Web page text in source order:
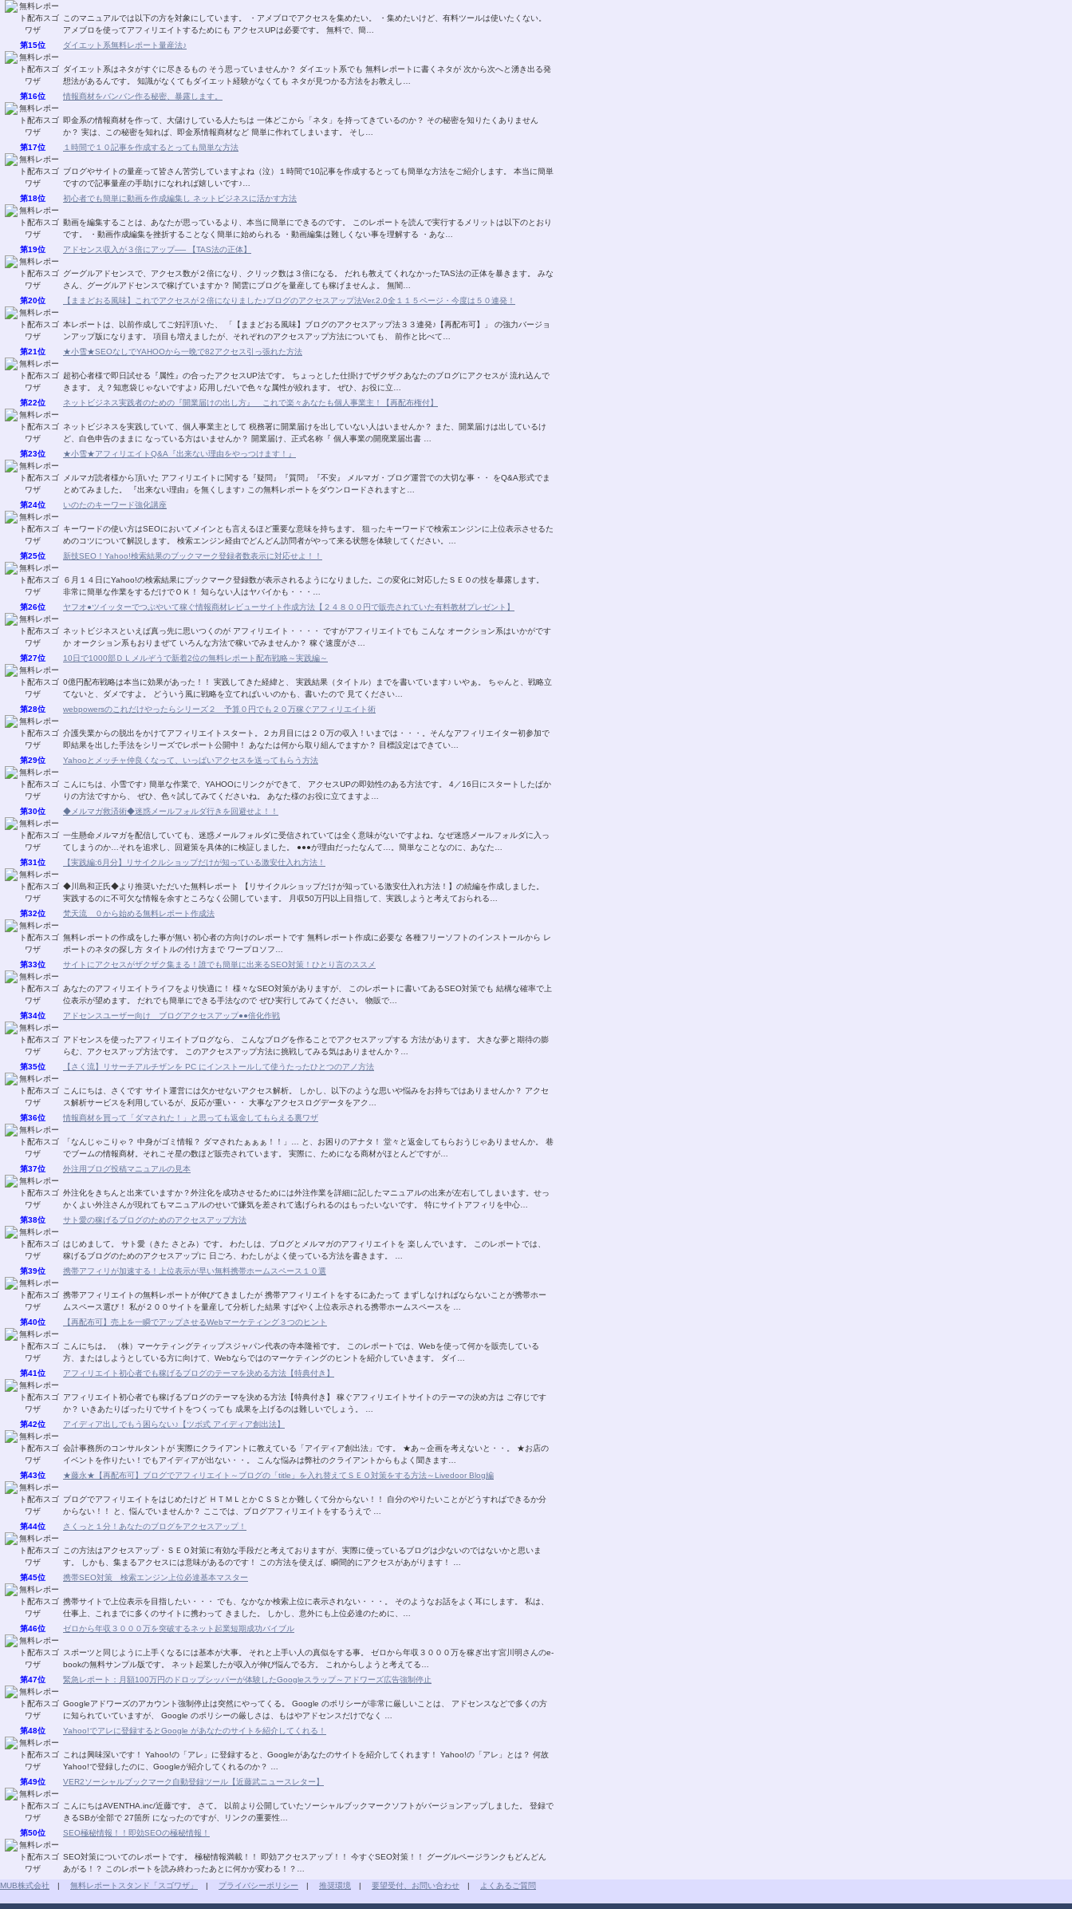
このマニュアルでは以下の方を対象にしています。 ・アメブロでアクセスを集めたい。 ・集めたいけど、有料ツールは使いたくない。
アメブロを使ってアフィリエイトするためにも アクセスUPは必要です。 無料で、簡…
第15位
ダイエット系無料レポート量産法♪
ダイエット系はネタがすぐに尽きるもの そう思っていませんか？ ダイエット系でも 無料レポートに書くネタが 次から次へと湧き出る発
想法があるんです。 知識がなくてもダイエット経験がなくても ネタが見つかる方法をお教えし…
第16位
情報商材をバンバン作る秘密、暴露します。
即金系の情報商材を作って、大儲けしている人たちは 一体どこから「ネタ」を持ってきているのか？ その秘密を知りたくありません
か？ 実は、この秘密を知れば、即金系情報商材など 簡単に作れてしまいます。 そし…
第17位
１時間で１０記事を作成するとっても簡単な方法
ブログやサイトの量産って皆さん苦労していますよね（泣）１時間で10記事を作成するとっても簡単な方法をご紹介します。 本当に簡単
ですので記事量産の手助けになれれば嬉しいです♪…
第18位
初心者でも簡単に動画を作成編集し ネットビジネスに活かす方法
動画を編集することは、あなたが思っているより、本当に簡単にできるのです。 このレポートを読んで実行するメリットは以下のとおり
です。 ・動画作成編集を挫折することなく簡単に始められる ・動画編集は難しくない事を理解する ・あな…
第19位
アドセンス収入が３倍にアップ── 【TAS法の正体】
グーグルアドセンスで、アクセス数が２倍になり、クリック数は３倍になる。 だれも教えてくれなかったTAS法の正体を暴きます。 みな
さん、グーグルアドセンスで稼げていますか？ 闇雲にブログを量産しても稼げませんよ。 無闇…
第20位
【ままどおる風味】これでアクセスが２倍になりました♪ブログのアクセスアップ法Ver.2.0全１１５ページ・今度は５０連発！
本レポートは、以前作成してご好評頂いた、 「【ままどおる風味】ブログのアクセスアップ法３３連発♪【再配布可】」 の強力バージョ
ンアップ版になります。 項目も増えましたが、それぞれのアクセスアップ方法についても、 前作と比べて…
第21位
★小雪★SEOなしでYAHOOから一晩で82アクセス引っ張れた方法
超初心者様で即日試せる『属性』の合ったアクセスUP法です。 ちょっとした仕掛けでザクザクあなたのブログにアクセスが 流れ込んで
きます。 え？知恵袋じゃないですよ♪ 応用しだいで色々な属性が絞れます。 ぜひ、お役に立…
第22位
ネットビジネス実践者のための『開業届けの出し方』 これで楽々あなたも個人事業主！【再配布権付】
ネットビジネスを実践していて、個人事業主として 税務署に開業届けを出していない人はいませんか？ また、開業届けは出しているけ
ど、白色申告のままに なっている方はいませんか？ 開業届け、正式名称『 個人事業の開廃業届出書 …
第23位
★小雪★アフィリエイトQ&A『出来ない理由をやっつけます！』
メルマガ読者様から頂いた アフィリエイトに関する『疑問』『質問』『不安』 メルマガ・ブログ運営での大切な事・・ をQ&A形式でま
とめてみました。 『出来ない理由』を無くします♪ この無料レポートをダウンロードされますと…
第24位
いのたのキーワード強化講座
キーワードの使い方はSEOにおいてメインとも言えるほど重要な意味を持ちます。 狙ったキーワードで検索エンジンに上位表示させるた
めのコツについて解説します。 検索エンジン経由でどんどん訪問者がやって来る状態を体験してください。…
第25位
新技SEO！Yahoo!検索結果のブックマーク登録者数表示に対応せよ！！
６月１４日にYahoo!の検索結果にブックマーク登録数が表示されるようになりました。この変化に対応したＳＥＯの技を暴露します。
非常に簡単な作業をするだけでＯＫ！ 知らない人はヤバイかも・・・…
第26位
ヤフオ●ツイッターでつぶやいて稼ぐ情報商材レビューサイト作成方法【２４８００円で販売されていた有料教材プレゼント】
ネットビジネスといえば真っ先に思いつくのが アフィリエイト・・・・ ですがアフィリエイトでも こんな オークション系はいかがです
か オークション系もおりまぜて いろんな方法で稼いでみませんか？ 稼ぐ速度がさ…
第27位
10日で1000部ＤＬメルぞうで新着2位の無料レポート配布戦略～実践編～
0億円配布戦略は本当に効果があった！！ 実践してきた経緯と、 実践結果（タイトル）までを書いています♪ いやぁ。 ちゃんと、戦略立
てないと、ダメですよ。 どういう風に戦略を立てればいいのかも、書いたので 見てください…
第28位
webpowersのこれだけやったらシリーズ２ 予算０円でも２０万稼ぐアフィリエイト術
介護失業からの脱出をかけてアフィリエイトスタート。２カ月目には２０万の収入！いまでは・・・。そんなアフィリエイター初参加で
即結果を出した手法をシリーズでレポート公開中！ あなたは何から取り組んでますか？ 目標設定はできてい…
第29位
Yahooとメッチャ仲良くなって、いっぱいアクセスを送ってもらう方法
こんにちは、小雪です♪ 簡単な作業で、YAHOOにリンクができて、 アクセスUPの即効性のある方法です。 4／16日にスタートしたばか
りの方法ですから、 ぜひ、色々試してみてくださいね。 あなた様のお役に立てますよ…
第30位
◆メルマガ救済術◆迷惑メールフォルダ行きを回避せよ！！
一生懸命メルマガを配信していても、迷惑メールフォルダに受信されていては全く意味がないですよね。なぜ迷惑メールフォルダに入っ
てしまうのか…それを追求し、回避策を具体的に検証しました。 ●●●が理由だったなんて…。簡単なことなのに、あなた…
第31位
【実践編:6月分】リサイクルショップだけが知っている激安仕入れ方法！
◆川島和正氏◆より推奨いただいた無料レポート 【リサイクルショップだけが知っている激安仕入れ方法！】の続編を作成しました。
実践するのに不可欠な情報を余すところなく公開しています。 月収50万円以上目指して、実践しようと考えておられる…
第32位
梵天流 ０から始める無料レポート作成法
無料レポートの作成をした事が無い 初心者の方向けのレポートです 無料レポート作成に必要な 各種フリーソフトのインストールから レ
ポートのネタの探し方 タイトルの付け方まで ワープロソフ…
第33位
サイトにアクセスがザクザク集まる！誰でも簡単に出来るSEO対策！ひとり言のススメ
あなたのアフィリエイトライフをより快適に！ 様々なSEO対策がありますが、 このレポートに書いてあるSEO対策でも 結構な確率で上
位表示が望めます。 だれでも簡単にできる手法なので ぜひ実行してみてください。 物販で…
第34位
アドセンスユーザー向け ブログアクセスアップ●●倍化作戦
アドセンスを使ったアフィリエイトブログなら、 こんなブログを作ることでアクセスアップする 方法があります。 大きな夢と期待の膨
らむ、アクセスアップ方法です。 このアクセスアップ方法に挑戦してみる気はありませんか？…
第35位
【さく流】リサーチアルチザンを PC にインストールして使うたったひとつのアノ方法
こんにちは、さくです サイト運営には欠かせないアクセス解析。 しかし、以下のような思いや悩みをお持ちではありませんか？ アクセ
ス解析サービスを利用しているが、反応が重い・・ 大事なアクセスログデータをアク…
第36位
情報商材を買って「ダマされた！」と思っても返金してもらえる裏ワザ
「なんじゃこりゃ？ 中身がゴミ情報？ ダマされたぁぁぁ！！」… と、お困りのアナタ！ 堂々と返金してもらおうじゃありませんか。 巷
でブームの情報商材。それこそ星の数ほど販売されています。 実際に、ためになる商材がほとんどですが…
第37位
外注用ブログ投稿マニュアルの見本
外注化をきちんと出来ていますか？外注化を成功させるためには外注作業を詳細に記したマニュアルの出来が左右してしまいます。せっ
かくよい外注さんが現れてもマニュアルのせいで嫌気を差されて逃げられるのはもったいないです。 特にサイトアフィリを中心…
第38位
サト愛の稼げるブログのためのアクセスアップ方法
はじめまして。 サト愛（きた さとみ）です。 わたしは、ブログとメルマガのアフィリエイトを 楽しんでいます。 このレポートでは、
稼げるブログのためのアクセスアップに 日ごろ、わたしがよく使っている方法を書きます。 …
第39位
携帯アフィリが加速する！上位表示が早い無料携帯ホームスペース１０選
携帯アフィリエイトの無料レポートが伸びてきましたが 携帯アフィリエイトをするにあたって まずしなければならないことが携帯ホー
ムスペース選び！ 私が２００サイトを量産して分析した結果 すばやく上位表示される携帯ホームスペースを …
第40位
【再配布可】売上を一瞬でアップさせるWebマーケティング３つのヒント
こんにちは。 （株）マーケティングティップスジャパン代表の寺本隆裕です。 このレポートでは、Webを使って何かを販売している
方、またはしようとしている方に向けて、Webならではのマーケティングのヒントを紹介していきます。 ダイ…
第41位
アフィリエイト初心者でも稼げるブログのテーマを決める方法【特典付き】
アフィリエイト初心者でも稼げるブログのテーマを決める方法【特典付き】 稼ぐアフィリエイトサイトのテーマの決め方は ご存じです
か？ いきあたりばったりでサイトをつくっても 成果を上げるのは難しいでしょう。 …
第42位
アイディア出しでもう困らない♪【ツボ式 アイディア創出法】
会計事務所のコンサルタントが 実際にクライアントに教えている「アイディア創出法」です。 ★あ～企画を考えないと・・。 ★お店の
イベントを作りたい！でもアイディアが出ない・・。 こんな悩みは弊社のクライアントからもよく聞きます…
第43位
★藤永★【再配布可】ブログでアフィリエイト～ブログの「title」を入れ替えてＳＥＯ対策をする方法～Livedoor Blog編
ブログでアフィリエイトをはじめたけど ＨＴＭＬとかＣＳＳとか難しくて分からない！！ 自分のやりたいことがどうすればできるか分
からない！！ と、悩んでいませんか？ ここでは、ブログアフィリエイトをするうえで …
第44位
さくっと１分！あなたのブログをアクセスアップ！
この方法はアクセスアップ・ＳＥＯ対策に有効な手段だと考えておりますが、実際に使っているブログは少ないのではないかと思いま
す。 しかも、集まるアクセスには意味があるのです！ この方法を使えば、瞬間的にアクセスがあがります！ …
第45位
携帯SEO対策 検索エンジン上位必達基本マスター
携帯サイトで上位表示を目指したい・・・ でも、なかなか検索上位に表示されない・・・。 そのようなお話をよく耳にします。 私は、
仕事上、これまでに多くのサイトに携わって きました。 しかし、意外にも上位必達のために、…
第46位
ゼロから年収３０００万を突破するネット起業短期成功バイブル
スポーツと同じように上手くなるには基本が大事。 それと上手い人の真似をする事。 ゼロから年収３０００万を稼ぎ出す宮川明さんのe-
bookの無料サンプル版です。 ネット起業したが収入が伸び悩んでる方。 これからしようと考えてる…
第47位
緊急レポート：月額100万円のドロップシッパーが体験したGoogleスラップ～アドワーズ広告強制停止
Googleアドワーズのアカウント強制停止は突然にやってくる。 Google のポリシーが非常に厳しいことは、 アドセンスなどで多くの方
に知られていていますが、 Google のポリシーの厳しさは、もはやアドセンスだけでなく …
第48位
Yahoo!でアレに登録するとGoogle があなたのサイトを紹介してくれる！
これは興味深いです！ Yahoo!の「アレ」に登録すると、Googleがあなたのサイトを紹介してくれます！ Yahoo!の「アレ」とは？ 何故
Yahoo!で登録したのに、Googleが紹介してくれるのか？ …
第49位
VER2ソーシャルブックマーク自動登録ツール【近藤武ニュースレター】
こんにちはAVENTHA.inc/近藤です。 さて。 以前より公開していたソーシャルブックマークソフトがバージョンアップしました。 登録で
きるSBが全部で 27箇所 になったのですが、リンクの重要性…
第50位
SEO極秘情報！！即効SEOの極秘情報！
SEO対策についてのレポートです。 極秘情報満載！！ 即効アクセスアップ！！ 今すぐSEO対策！！ グーグルページランクもどんどん
あがる！？ このレポートを読み終わったあとに何かが変わる！？…
MUB株式会社 | 無料レポートスタンド「スゴワザ」 | プライバシーポリシー | 推奨環境 | 要望受付、お問い合わせ | よくあるご質問